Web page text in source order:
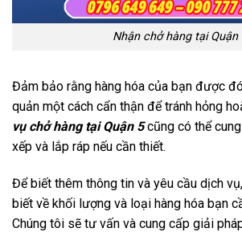
Nhận chở hàng tại Quận
Đảm bảo rằng hàng hóa của bạn được
quản một cách cẩn thận để tránh hỏng
vụ chở hàng tại Quận 5cũng có thể
xếp và lắp ráp nếu cần thiết.
Để biết thêm thông tin và yêu cầu dịch
biết về khối lượng và loại hàng hóa bạn
Chúng tôi sẽ tư vấn và cung cấp giải